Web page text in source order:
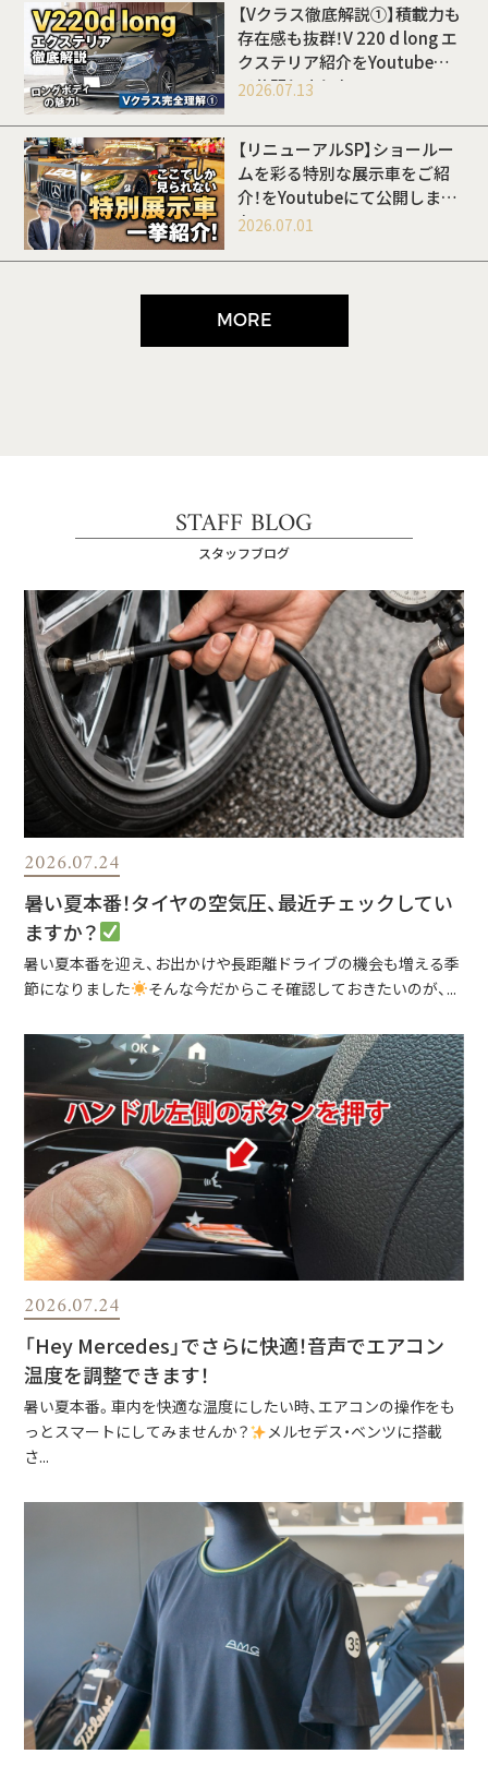
【Vクラス徹底解説①】積載力も
存在感も抜群！V 220 d long エ
クステリア紹介をYoutubeに
て公開しました
2026.07.13
【リニューアルSP】ショールー
ムを彩る特別な展示車をご紹
介！をYoutubeにて公開しまし
た
2026.07.01
MORE
STAFF BLOG
スタッフブログ
2026.07.24
暑い夏本番！タイヤの空気圧、最近チェックしてい
ますか？
暑い夏本番を迎え、お出かけや長距離ドライブの機会も増える季
節になりました
そんな今だからこそ確認しておきたいのが、...
2026.07.24
「Hey Mercedes」でさらに快適！音声でエアコン
温度を調整できます！
暑い夏本番。車内を快適な温度にしたい時、エアコンの操作をも
っとスマートにしてみませんか？
メルセデス・ベンツに搭載
さ...